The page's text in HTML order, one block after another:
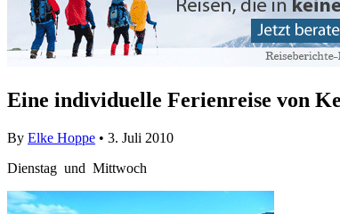
Eine individuelle Ferienreise von
By Elke Hoppe • 3. Juli 2010
Dienstag und Mittwoch